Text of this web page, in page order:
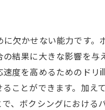
最初の一歩
欠かせない能力です。
結果に大きな影響を与
度を高めるためのド
ことができます。加え
、ボクシングにおける